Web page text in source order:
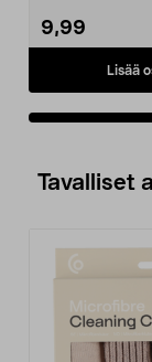
9,99
Lisää
Tavalliset